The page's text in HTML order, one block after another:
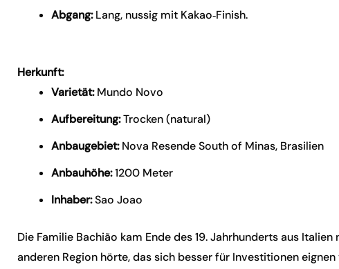
Abgang:Lang, nussig mit Kakao‑Finish.
Herkunft:
Varietät:Mundo Novo
Aufbereitung:Trocken (natural)
Anbaugebiet:Nova Resende South of Minas, Brasilien
Anbauhöhe:1200 Meter
Inhaber:Sao Joao
Die Familie Bachião kam Ende des 19. Jahrhunderts aus
anderen Region hörte, das sich besser für Investitionen